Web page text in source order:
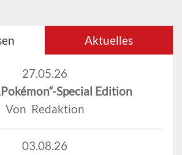
Aktuelles
27.05.26
Special Edition
Von Redaktion
03.08.26